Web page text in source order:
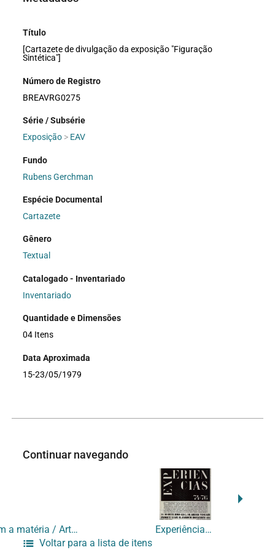
Título
[Cartazete de divulgação da exposição "Figuração
Sintética"]
Número de Registro
BREAVRG0275
Série / Subsérie
Exposição > EAV
Fundo
Rubens Gerchman
Espécie Documental
Cartazete
Gênero
Textual
Catalogado - Inventariado
Inventariado
Quantidade e Dimensões
04 Itens
Data Aproximada
15-23/05/1979
Continuar navegando
[Cartazete de divulgação da exposição] Diálogo com a matéria / Artes do Fogo e modelagem
Experiências 74-76
Voltar para a lista de itens